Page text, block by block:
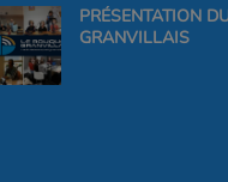
PRÉSENTATION
GRANVILLAIS